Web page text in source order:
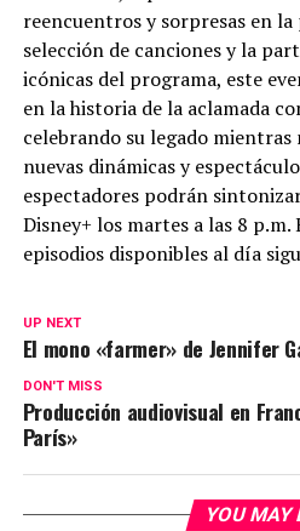
reencuentros y sorpresas en la
selección de canciones y la
icónicas del programa, este
en la historia de la aclamada
celebrando su legado
nuevas dinámicas y
espectadores podrán
Disney+ los martes a las 8 p.m.
episodios disponibles al día
UP NEXT
El mono «farmer» de Jennifer
DON'T MISS
Producción audiovisual en
París»
YOU MAY